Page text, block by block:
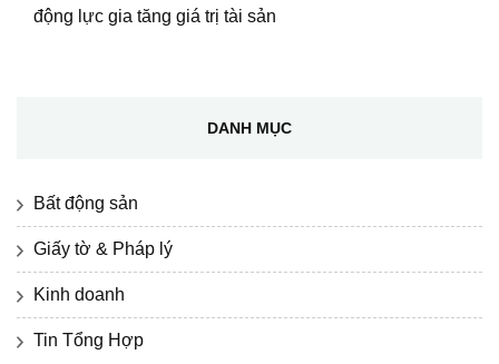
động lực gia tăng giá trị tài sản
DANH MỤC
Bất động sản
Giấy tờ & Pháp lý
Kinh doanh
Tin Tổng Hợp